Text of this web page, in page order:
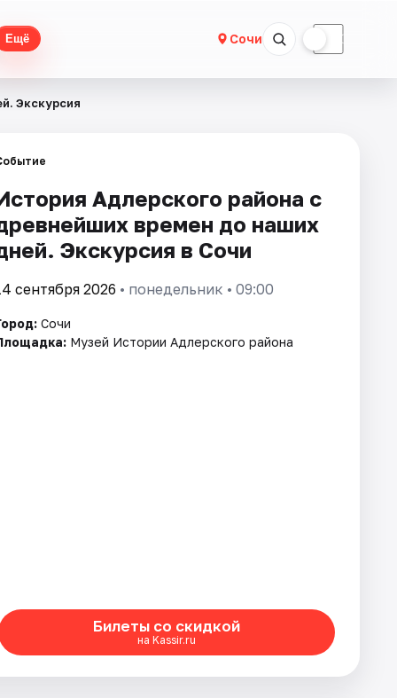
Ещё Сочи ☾
Экскурсия
Адлерского района с
времен до наших
Экскурсия в Сочи
сентября 2026 • понедельник • 09:00
Сочи
Музей Истории Адлерского района
Билеты со скидкой
на Kassir.ru